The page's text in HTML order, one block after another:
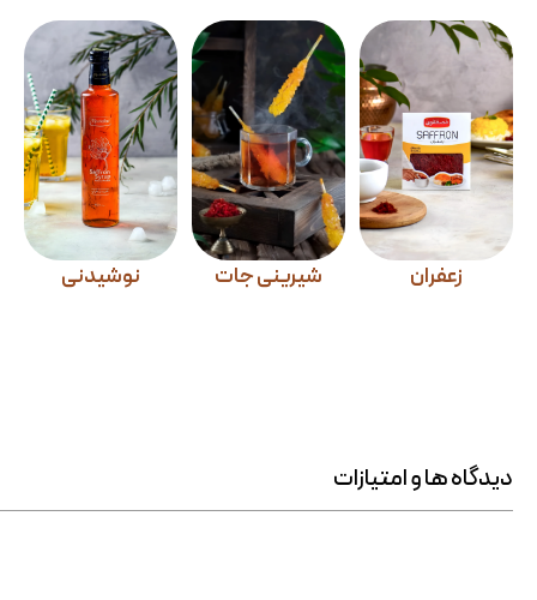
زعفران شیرینی جات نوشیدنی
دیدگاه ها و امتیازات